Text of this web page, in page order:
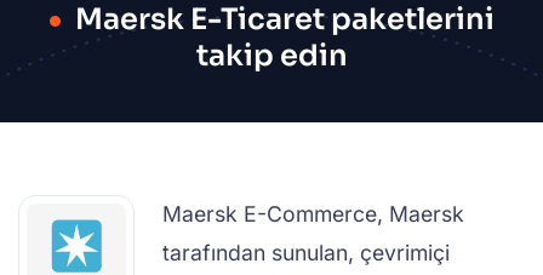
Maersk E-Ticaret paketlerini
takip edin
Maersk E-Commerce, Maersk
tarafından sunulan, çevrimiçi